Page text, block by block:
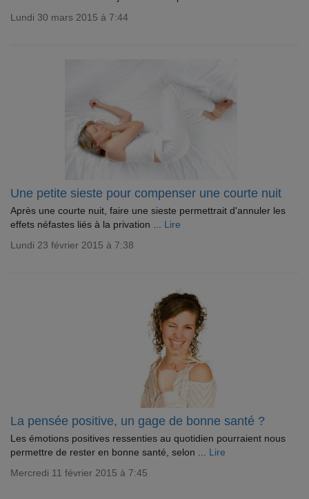
Lundi 30 mars 2015 à 7:44
Une petite sieste pour compenser une courte nuit
Après une courte nuit, faire une sieste permettrait d'annuler les
effets néfastes liés à la privation ... Lire
Lundi 23 février 2015 à 7:38
La pensée positive, un gage de bonne santé ?
Les émotions positives ressenties au quotidien pourraient nous
permettre de rester en bonne santé, selon ... Lire
Mercredi 11 février 2015 à 7:45